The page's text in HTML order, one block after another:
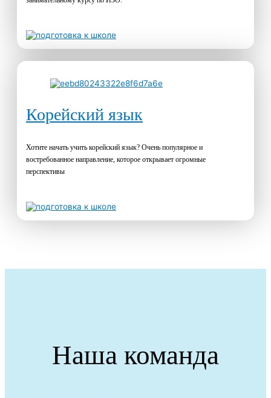
Корейский язык
Хотите начать учить корейский язык? Очень популярное и
востребованное направление, которое открывает огромные
перспективы
Наша команда